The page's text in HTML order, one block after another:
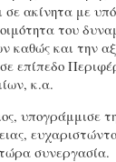
σε ακίνητα με
του
καθώς και την
επίπεδο
κ.α.
υπογράμμισε
συνεργασία.